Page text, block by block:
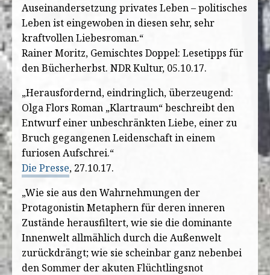
Auseinandersetzung privates Leben – politisches
Leben ist eingewoben in diesen sehr, sehr
kraftvollen Liebesroman.“
Rainer Moritz, Gemischtes Doppel: Lesetipps für
den Bücherherbst. NDR Kultur, 05.10.17.
„Herausfordernd, eindringlich, überzeugend:
Olga Flors Roman „Klartraum“ beschreibt den
Entwurf einer unbeschränkten Liebe, einer zu
Bruch gegangenen Leidenschaft in einem
furiosen Aufschrei.“
Die Presse, 27.10.17.
„Wie sie aus den Wahrnehmungen der
Protagonistin Metaphern für deren inneren
Zustände herausfiltert, wie sie die dominante
Innenwelt allmählich durch die Außenwelt
zurückdrängt; wie sie scheinbar ganz nebenbei
den Sommer der akuten Flüchtlingsnot